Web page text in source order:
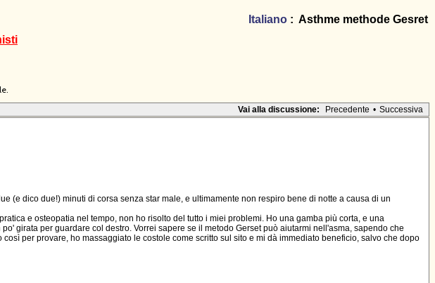
Italiano : Asthme methode Gesret
Vai alla discussione: Precedente • Successiva
(e dico due!) minuti di corsa senza star male, e ultimamente non respiro bene di notte a causa di un
e osteopatia nel tempo, non ho risolto del tutto i miei problemi. Ho una gamba più corta, e una
girata per guardare col destro. Vorrei sapere se il metodo Gerset può aiutarmi nell'asma, sapendo che
per provare, ho massaggiato le costole come scritto sul sito e mi dà immediato beneficio, salvo che dopo